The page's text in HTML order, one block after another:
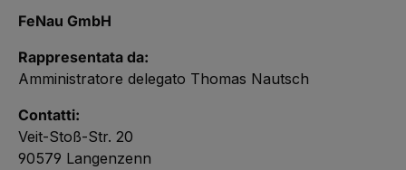
FeNau GmbH
Rappresentata da:
Amministratore delegato Thomas Nautsch
Contatti:
Veit-Stoß-Str. 20
90579 Langenzenn